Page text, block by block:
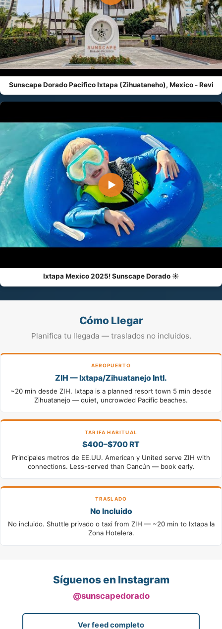
Sunscape Dorado Pacifico Ixtapa (Zihuataneho), Mexico - Revi
▶
Ixtapa Mexico 2025! Sunscape Dorado ☀️
Cómo Llegar
Planifica tu llegada — traslados no incluidos.
AEROPUERTO
ZIH — Ixtapa/Zihuatanejo Intl.
~20 min desde ZIH. Ixtapa is a planned resort town 5 min desde
Zihuatanejo — quiet, uncrowded Pacific beaches.
TARIFA HABITUAL
$400–$700 RT
Principales metros de EE.UU. American y United serve ZIH with
connections. Less-served than Cancún — book early.
TRASLADO
No Incluido
No incluido. Shuttle privado o taxi from ZIH — ~20 min to Ixtapa la
Zona Hotelera.
Síguenos en Instagram
@sunscapedorado
Ver feed completo